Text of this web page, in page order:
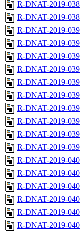
R-DNAT-2019-
R-DNAT-2019-
R-DNAT-2019-
R-DNAT-2019-
R-DNAT-2019-
R-DNAT-2019-
R-DNAT-2019-
R-DNAT-2019-
R-DNAT-2019-
R-DNAT-2019-
R-DNAT-2019-
R-DNAT-2019-
R-DNAT-2019-
R-DNAT-2019-
R-DNAT-2019-
R-DNAT-2019-
R-DNAT-2019-
R-DNAT-2019-